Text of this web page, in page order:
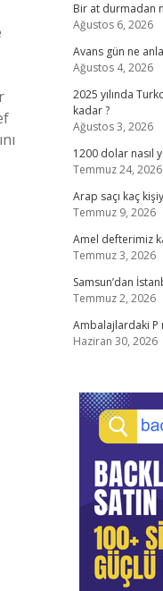
Bir at durmadan
Ağustos 6, 2026
Avans gün ne
Ağustos 4, 2026
2025 yılında
kadar ?
Ağustos 3, 2026
1200 dolar nasıl
Temmuz 24, 2026
Arap saçı kaç
Temmuz 9, 2026
Amel defterimiz
Temmuz 3, 2026
Samsun’dan
Temmuz 2, 2026
Ambalajlardaki P
Haziran 30, 2026